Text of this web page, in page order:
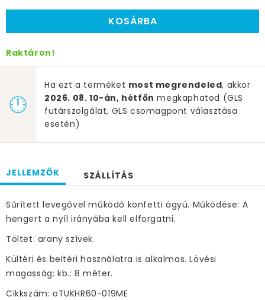
KOSÁRBA
Raktáron!
Ha ezt a terméket most megrendeled, akkor
2026. 08. 10-án, hétfőn megkaphatod (GLS
futárszolgálat, GLS csomagpont választása
esetén)
JELLEMZŐK SZÁLLÍTÁS
Sűrített levegővel működő konfetti ágyú. Működése: A
hengert a nyíl irányába kell elforgatni.
Töltet: arany szívek.
Kültéri és beltéri használatra is alkalmas. Lövési
magasság: kb.: 8 méter.
Cikkszám: oTUKHR60-019ME